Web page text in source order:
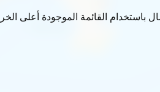
باستخدام القائمة الموجودة أعلى